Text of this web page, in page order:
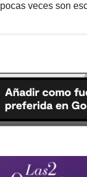
pocas veces son